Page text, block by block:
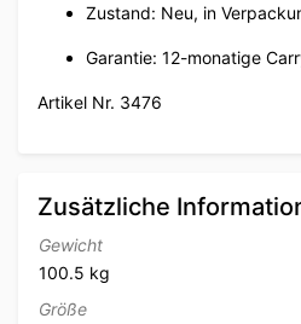
Zustand: Neu, in
Garantie: 12-monatige
Artikel Nr. 3476
Zusätzliche
Gewicht
100.5 kg
Größe